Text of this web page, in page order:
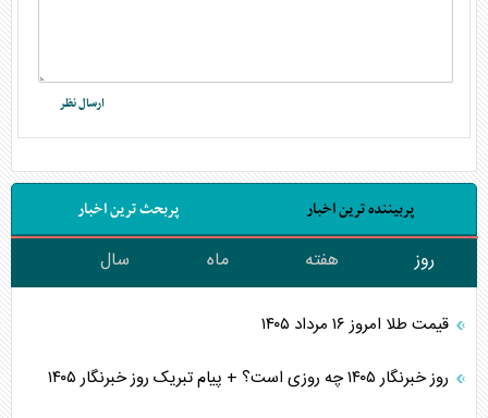
پربیننده ترین اخبار پربحث ترین اخبار
روز هفته ماه سال
قیمت طلا امروز ۱۶ مرداد ۱۴۰۵
روز خبرنگار ۱۴۰۵ چه روزی است؟ + پیام تبریک روز خبرنگار ۱۴۰۵